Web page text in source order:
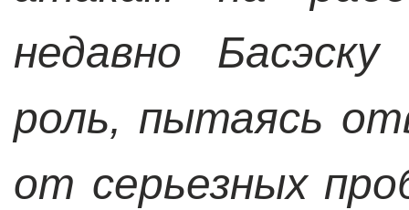
недавно
роль, пытаясь
от серьезных